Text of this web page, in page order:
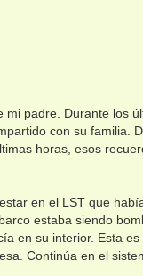
padre. Durante los
con su familia.
horas, esos
en el LST que
estaba siendo
en su interior. Esta
Continúa en el